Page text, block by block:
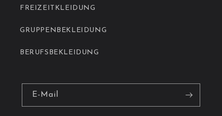
FREIZEITKLEIDUNG
GRUPPENBEKLEIDUNG
BERUFSBEKLEIDUNG
E-Mail